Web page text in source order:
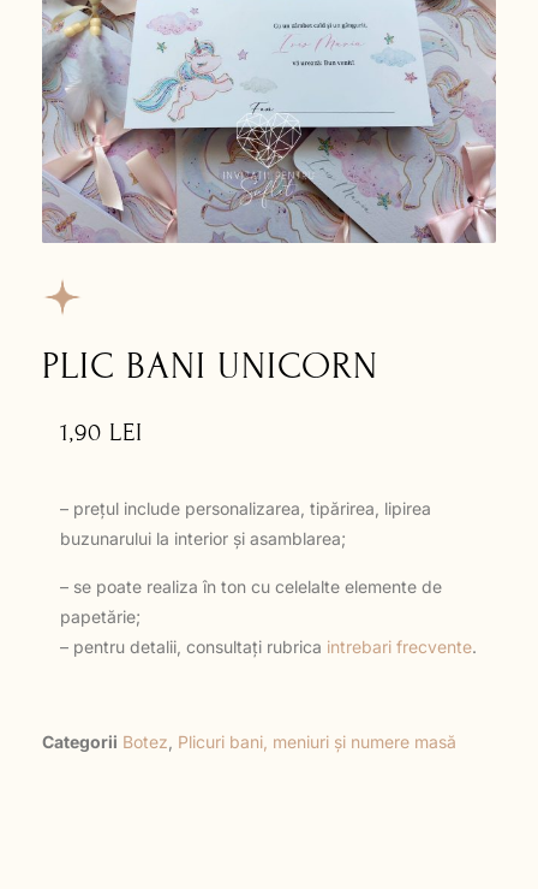
PLIC BANI UNICORN
1,90 LEI
– prețul include personalizarea, tipărirea, lipirea
buzunarului la interior și asamblarea;
– se poate realiza în ton cu celelalte elemente de
papetărie;
– pentru detalii, consultați rubrica intrebari frecvente.
Categorii Botez Plicuri bani, meniuri și numere masă